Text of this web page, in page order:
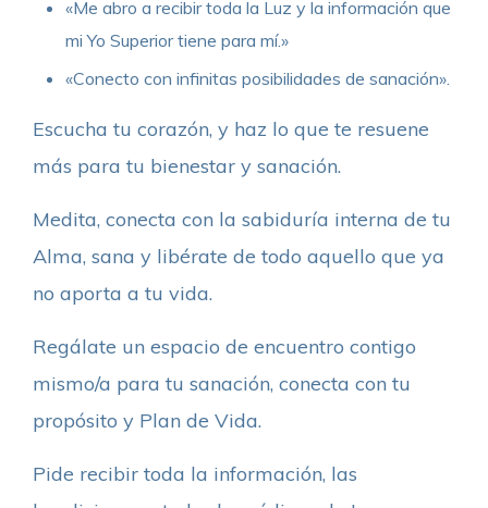
«Me abro a recibir toda la Luz y la información que
mi Yo Superior tiene para mí.»
«Conecto con infinitas posibilidades de sanación».
Escucha tu corazón, y haz lo que te resuene
más para tu bienestar y sanación.
Medita, conecta con la sabiduría interna de tu
Alma, sana y libérate de todo aquello que ya
no aporta a tu vida.
Regálate un espacio de encuentro contigo
mismo/a para tu sanación, conecta con tu
propósito y Plan de Vida.
Pide recibir toda la información, las